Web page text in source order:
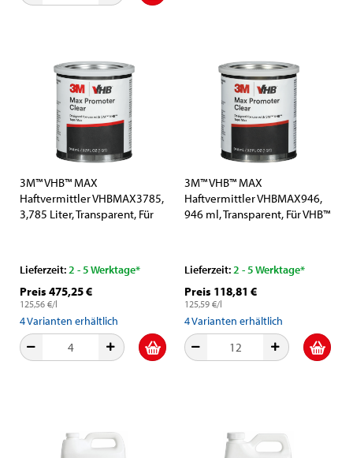
3M™ VHB™ MAX
Haftvermittler VHBMAX3785,
3,785 Liter, Transparent, Für
Lieferzeit:2 - 5 Werktage*
Preis 475,25 €
125,56 €/l
4Varianten erhältlich
3M™ VHB™ MAX
Haftvermittler VHBMAX946,
946 ml, Transparent, Für VHB™
Lieferzeit:2 - 5 Werktage*
Preis 118,81 €
125,59 €/l
4Varianten erhältlich